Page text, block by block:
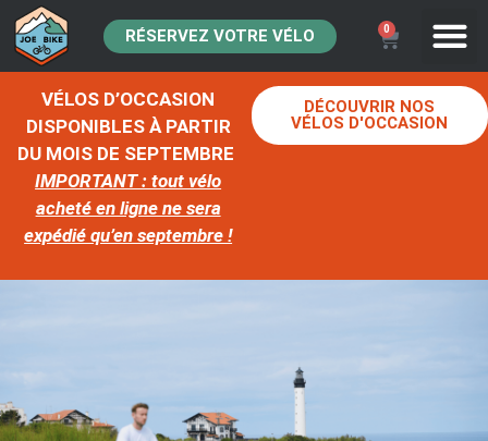
0
RÉSERVEZ VOTRE VÉLO
VÉLOS D’OCCASION
DISPONIBLES À PARTIR
DU MOIS DE SEPTEMBRE
IMPORTANT : tout vélo
acheté en ligne ne sera
expédié qu’en septembre !
DÉCOUVRIR NOS
VÉLOS D'OCCASION